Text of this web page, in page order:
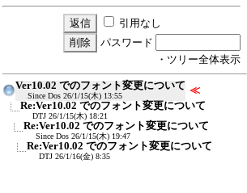
引用なし
パスワード
・ツリー全体表示
Ver10.02 でのフォント変更について
Since Dos 26/1/15(木) 13:55
≪
Re:Ver10.02 でのフォント変更について
DTJ 26/1/15(木) 18:21
Re:Ver10.02 でのフォント変更について
Since Dos 26/1/15(木) 19:47
Re:Ver10.02 でのフォント変更について
DTJ 26/1/16(金) 8:35